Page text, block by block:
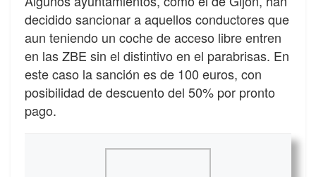
decidido sancionar a aquellos conductores que
aun teniendo un coche de acceso libre entren
en las ZBE sin el distintivo en el parabrisas. En
este caso la sanción es de 100 euros, con
posibilidad de descuento del 50% por pronto
pago.